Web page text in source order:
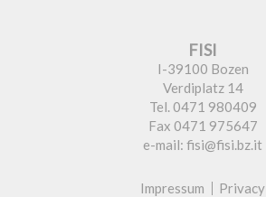
FISI
I-39100 Bozen
Verdiplatz 14
Tel. 0471 980409
Fax 0471 975647
e-mail: fisi@fisi.bz.it
Impressum Privacy